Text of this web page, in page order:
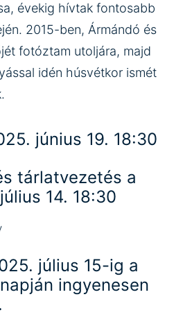
évekig hívtak fontosabb
2015-ben, Ármándó és
fotóztam utoljára, majd
idén húsvétkor ismét
június 19. 18:30
tárlatvezetés a
14. 18:30
július 15-ig a
ingyenesen